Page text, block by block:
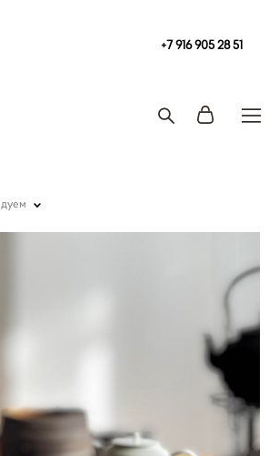
+7 916 905 28 51